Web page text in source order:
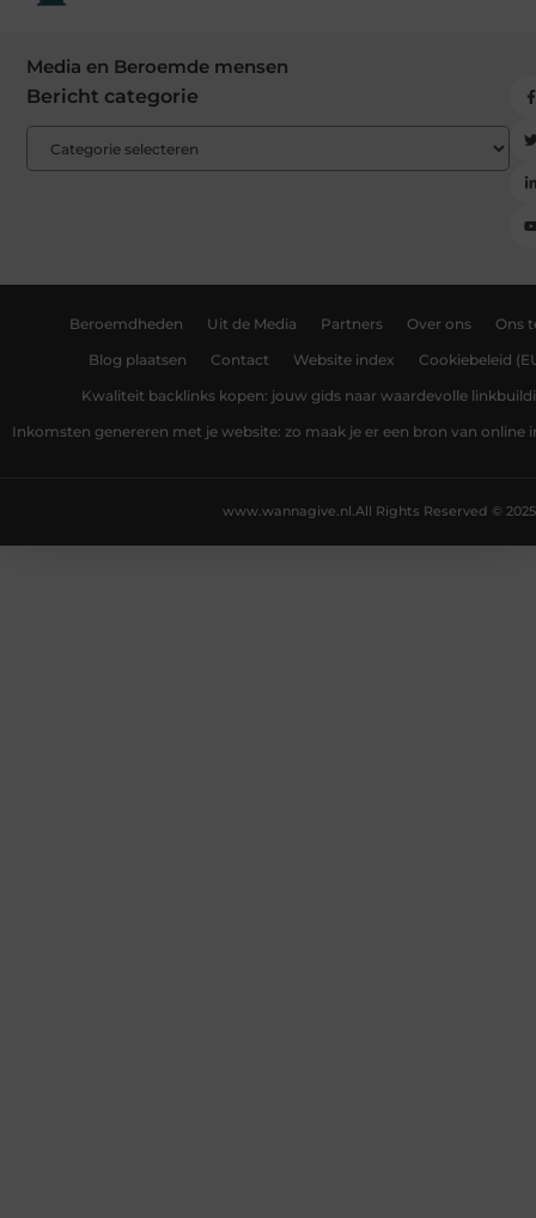
Media en Beroemde mensen
Bericht categorie
Beroemdheden Uit de Media Partners Over ons Ons
Blog plaatsen Contact Website index Cookiebeleid
Kwaliteit backlinks kopen: jouw gids naar waardevolle
Inkomsten genereren met je website: zo maak je er een bron van online
All Rights Reserved © 2025
www.wannagive.nl.